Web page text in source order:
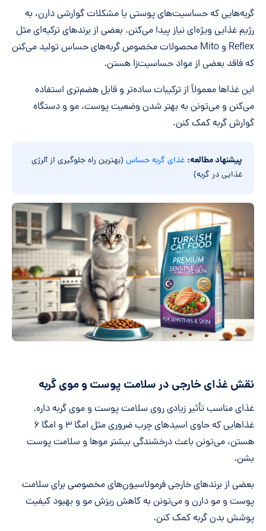
گربه‌هایی که حساسیت‌های پوستی یا مشکلات گوارشی دارن، به
رژیم غذایی ویژه‌ای نیاز پیدا می‌کنن. بعضی از برندهای ترکیه‌ای مثل
Reflex و Mito محصولات مخصوص گربه‌های حساس تولید می‌کنن
که فاقد بعضی از مواد حساسیت‌زا هستن.
این غذاها معمولاً از ترکیبات ساده‌تر و قابل هضم‌تری استفاده
می‌کنن و می‌تونن به بهتر شدن وضعیت پوست، مو و دستگاه
گوارش گربه کمک کنن.
پیشنهاد مطالعه: غذای گربه حساس(بهترین راه جلوگیری از آلرژی
غذایی در گربه)
نقش غذای خارجی در سلامت پوست و موی گربه
غذای مناسب تأثیر زیادی روی سلامت پوست و موی گربه داره.
غذاهایی که حاوی اسیدهای چرب ضروری مثل امگا ۳ و امگا ۶
هستن، می‌تونن باعث درخشندگی بیشتر موها و سلامت پوست
بشن.
بعضی از برندهای خارجی فرمولاسیون‌های مخصوصی برای سلامت
پوست و مو دارن و می‌تونن به کاهش ریزش مو و بهبود کیفیت
پوشش بدن گربه کمک کنن.